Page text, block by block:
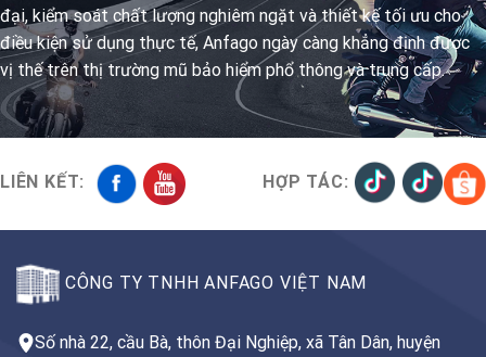
đại, kiểm soát chất lượng nghiêm ngặt và thiết kế tối ưu cho
điều kiện sử dụng thực tế, Anfago ngày càng khẳng định được
vị thế trên thị trường mũ bảo hiểm phổ thông và trung cấp.
LIÊN KẾT: HỢP TÁC:
CÔNG TY TNHH ANFAGO VIỆT NAM
Số nhà 22, cầu Bà, thôn Đại Nghiệp, xã Tân Dân, huyện